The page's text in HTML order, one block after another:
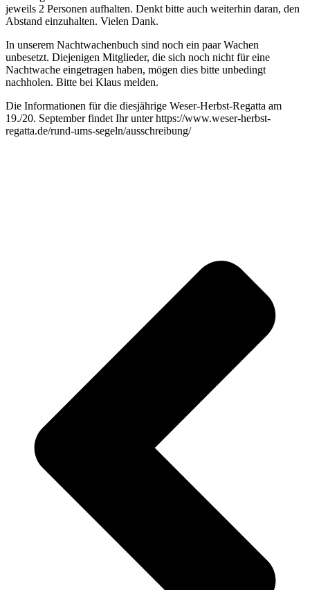
jeweils 2 Personen aufhalten. Denkt bitte auch weiterhin daran, den
Abstand einzuhalten. Vielen Dank.
In unserem Nachtwachenbuch sind noch ein paar Wachen
unbesetzt. Diejenigen Mitglieder, die sich noch nicht für eine
Nachtwache eingetragen haben, mögen dies bitte unbedingt
nachholen. Bitte bei Klaus melden.
Die Informationen für die diesjährige Weser-Herbst-Regatta am
19./20. September findet Ihr unter https://www.weser-herbst-
regatta.de/rund-ums-segeln/ausschreibung/